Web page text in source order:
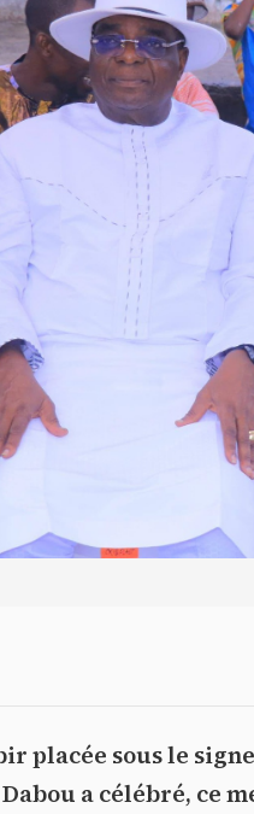
placée sous le
a célébré, ce